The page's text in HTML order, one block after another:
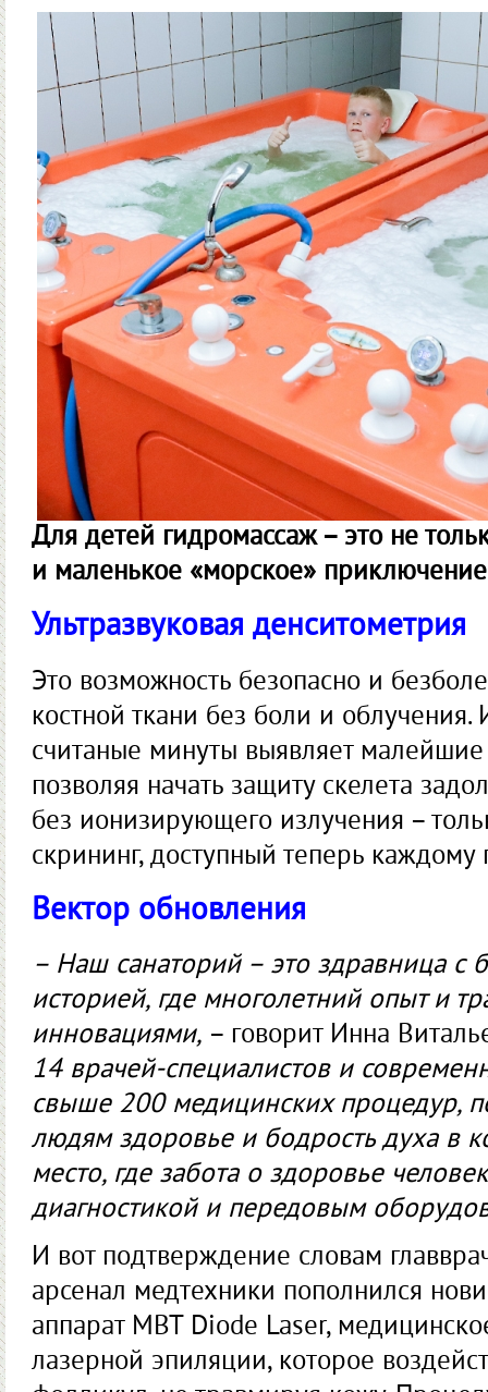
Для детей гидромассаж – это не
и маленькое «морское» приключение
Ультразвуковая денситометрия
Это возможность безопасно и
костной ткани без боли и
считаные минуты выявляет
позволяя начать защиту скелета
без ионизирующего излучения –
скрининг, доступный теперь каждому
Вектор обновления
– Наш санаторий – это здравница с
историей, где многолетний опыт и
инновациями, – говорит Инна
14 врачей-специалистов и
свыше 200 медицинских процедур,
людям здоровье и бодрость духа в
место, где забота о здоровье
диагностикой и передовым
И вот подтверждение словам
арсенал медтехники пополнился
аппарат MBT Diode Laser,
лазерной эпиляции, которое